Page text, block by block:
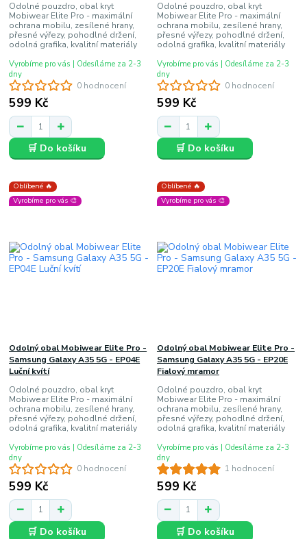
0 hodnocení
Odolné pouzdro, obal kryt
Mobiwear Elite Pro - maximální
ochrana mobilu, zesílené hrany,
přesné výřezy, pohodlné držení,
odolná grafika, kvalitní materiály
599 Kč
Vyrobíme pro vás | Odesíláme za 2-3
dny
🛒 Do košíku
0 hodnocení
Odolné pouzdro, obal kryt
Mobiwear Elite Pro - maximální
ochrana mobilu, zesílené hrany,
přesné výřezy, pohodlné držení,
odolná grafika, kvalitní materiály
599 Kč
Vyrobíme pro vás | Odesíláme za 2-3
dny
🛒 Do košíku
Oblíbené 🔥
Vyrobíme pro vás 🎨
0 hodnocení
Odolný obal Mobiwear Elite Pro -
Samsung Galaxy A35 5G - EP04E
Luční kvítí
Odolné pouzdro, obal kryt
Mobiwear Elite Pro - maximální
ochrana mobilu, zesílené hrany,
přesné výřezy, pohodlné držení,
odolná grafika, kvalitní materiály
599 Kč
Vyrobíme pro vás | Odesíláme za 2-3
dny
🛒 Do košíku
Oblíbené 🔥
Vyrobíme pro vás 🎨
1 hodnocení
Odolný obal Mobiwear Elite Pro -
Samsung Galaxy A35 5G - EP20E
Fialový mramor
Odolné pouzdro, obal kryt
Mobiwear Elite Pro - maximální
ochrana mobilu, zesílené hrany,
přesné výřezy, pohodlné držení,
odolná grafika, kvalitní materiály
599 Kč
Vyrobíme pro vás | Odesíláme za 2-3
dny
🛒 Do košíku